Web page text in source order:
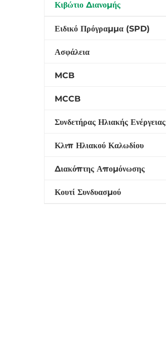
Κιβώτιο Διανομής
Ειδικό Πρόγραμμα (SPD)
Ασφάλεια
MCB
MCCB
Συνδετήρας Ηλιακής Ενέργειας
Κλιπ Ηλιακού Καλωδίου
Διακόπτης Απομόνωσης
Κουτί Συνδυασμού